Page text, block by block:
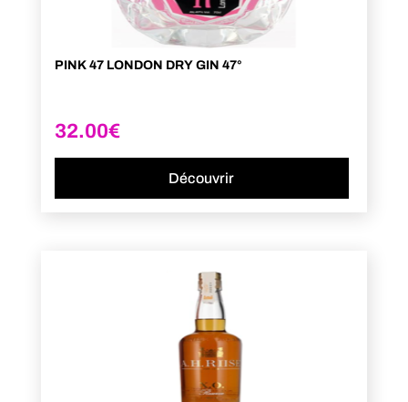
PINK 47 LONDON DRY GIN 47°
32.00€
Découvrir